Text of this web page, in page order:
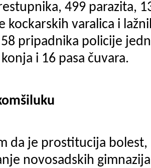
499 parazita,
kockarskih varalica i
pripadnika policije
i 16 pasa čuvara.
da je prostitucija
novosadskih